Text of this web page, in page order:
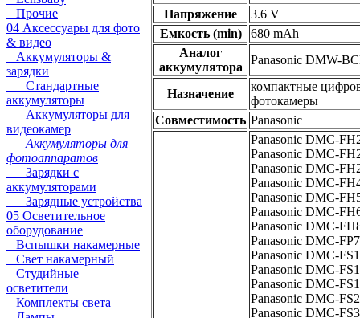
Прочие
04 Аксессуары для фото
& видео
Аккумуляторы &
зарядки
Стандартные
аккумуляторы
Аккумуляторы для
видеокамер
Аккумуляторы для
фотоаппаратов
Зарядки с
аккумуляторами
Зарядные устройства
05 Осветительное
оборудование
Вспышки накамерные
Свет накамерный
Студийные
осветители
Комплекты света
Напряжение
3.6 V
Емкость (min)
680 mAh
Аналог
аккумулятора
Panasonic DMW-
Назначение
компактные
фотокамеры
Совместимость Panasonic
Panasonic DMC-
Panasonic DMC-
Panasonic DMC-
Panasonic DMC-
Panasonic DMC-
Panasonic DMC-
Panasonic DMC-
Panasonic DMC-
Panasonic DMC-
Panasonic DMC-
Panasonic DMC-
Panasonic DMC-
Panasonic DMC-